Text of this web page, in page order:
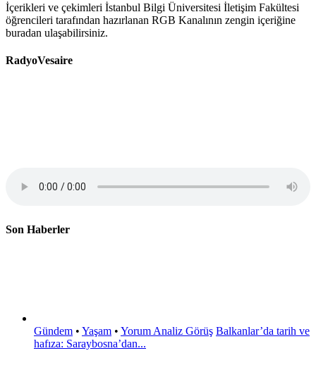
İçerikleri ve çekimleri İstanbul Bilgi Üniversitesi İletişim Fakültesi
öğrencileri tarafından hazırlanan RGB Kanalının zengin içeriğine
buradan ulaşabilirsiniz.
RadyoVesaire
Son Haberler
Gündem • Yaşam • Yorum Analiz Görüş Balkanlar’da tarih ve
hafıza: Saraybosna’dan...